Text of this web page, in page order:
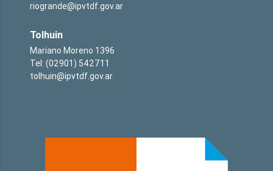
riogrande@ipvtdf.gov.ar
Tolhuin
Mariano Moreno 1396
Tel: (02901) 542711
tolhuin@ipvtdf.gov.ar